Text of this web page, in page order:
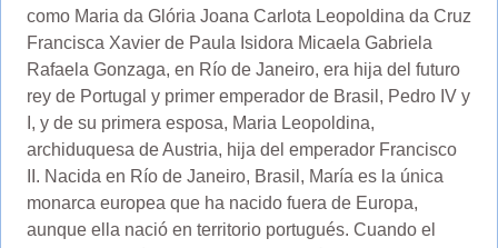
como Maria da Glória Joana Carlota Leopoldina da Cruz
Francisca Xavier de Paula Isidora Micaela Gabriela
Rafaela Gonzaga, en Río de Janeiro, era hija del futuro
rey de Portugal y primer emperador de Brasil, Pedro IV y
I, y de su primera esposa, Maria Leopoldina,
archiduquesa de Austria, hija del emperador Francisco
II. Nacida en Río de Janeiro, Brasil, María es la única
monarca europea que ha nacido fuera de Europa,
aunque ella nació en territorio portugués. Cuando el